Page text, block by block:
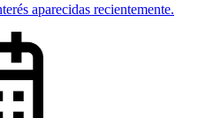
aparecidas recientemente.